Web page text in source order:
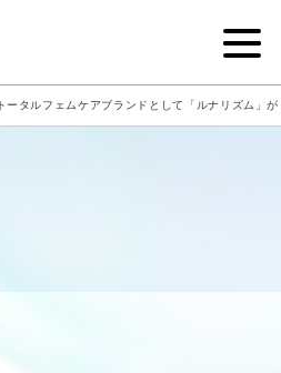
ータルフェムケアブランドとして「ルナリズム」